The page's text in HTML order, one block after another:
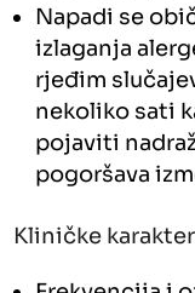
Napadi se
izlaganja
rjeđim
nekoliko sati
pojaviti
pogoršava
Kliničke